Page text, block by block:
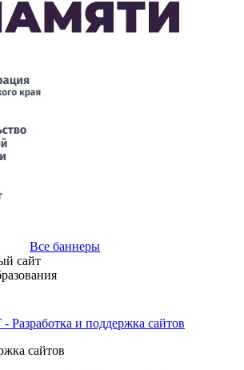
Все баннеры
сайт
Разработка и поддержка сайтов
сайтов